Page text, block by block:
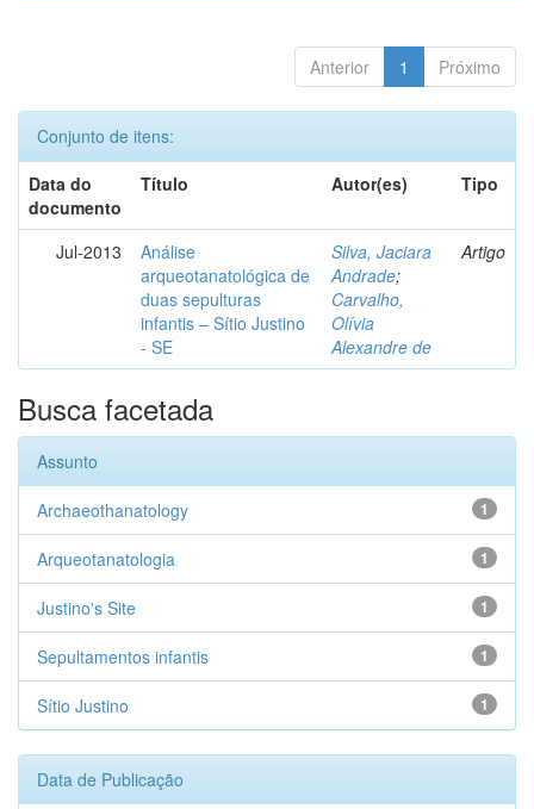
Anterior 1 Próximo
Conjunto de itens:
Data do
documento
Título Autor(es) Tipo
Jul-2013
Análise
arqueotanatológica de
duas sepulturas
infantis – Sítio Justino
- SE
Silva, Jaciara
Andrade;
Carvalho,
Olívia
Alexandre de
Artigo
Busca facetada
Assunto
1
Archaeothanatology
1
Arqueotanatologia
1
Justino's Site
1
Sepultamentos infantis
1
Sítio Justino
Data de Publicação